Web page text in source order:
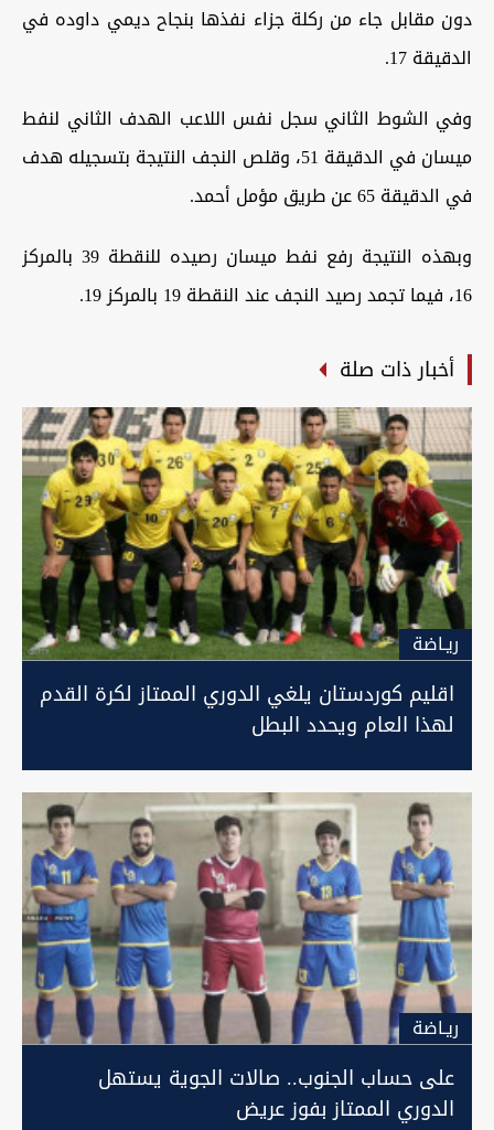
دون مقابل جاء من ركلة جزاء نفذها بنجاح ديمي داوده في
الدقيقة 17.
‏وفي الشوط الثاني سجل نفس اللاعب الهدف الثاني لنفط
ميسان في الدقيقة 51، وقلص النجف النتيجة بتسجيله هدف
في الدقيقة 65 عن طريق مؤمل أحمد.
‏وبهذه النتيجة رفع نفط ميسان رصيده للنقطة 39 بالمركز
16، فيما تجمد رصيد النجف عند النقطة 19 بالمركز 19.
أخبار ذات صلة
ريـاضة
اقليم كوردستان يلغي الدوري الممتاز لكرة القدم
لهذا العام ويحدد البطل
ريـاضة
على حساب الجنوب.. صالات الجوية يستهل
الدوري الممتاز بفوز عريض